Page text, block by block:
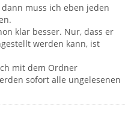
muss ich eben jeden
klar besser. Nur, dass er
werden kann, ist
mit dem Ordner
sofort alle ungelesenen